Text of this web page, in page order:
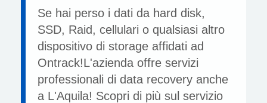
Se hai perso i dati da hard disk,
SSD, Raid, cellulari o qualsiasi altro
dispositivo di storage affidati ad
Ontrack!L'azienda offre servizi
professionali di data recovery anche
a L'Aquila! Scopri di più sul servizio